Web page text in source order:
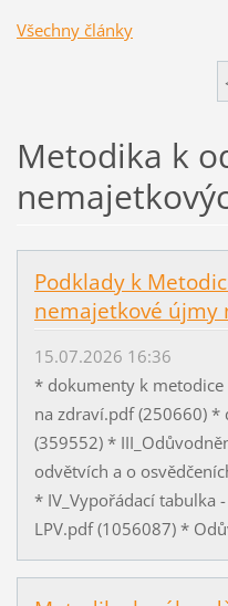
Všechny články
Metodika k
Podklady k
nemajetkové újmy
15.07.2026 16:36
* dokumenty k
na zdraví.pdf (250660)
(359552) *
odvětvích a o
* IV_Vypořádací tabulka
LPV.pdf (1056087) *